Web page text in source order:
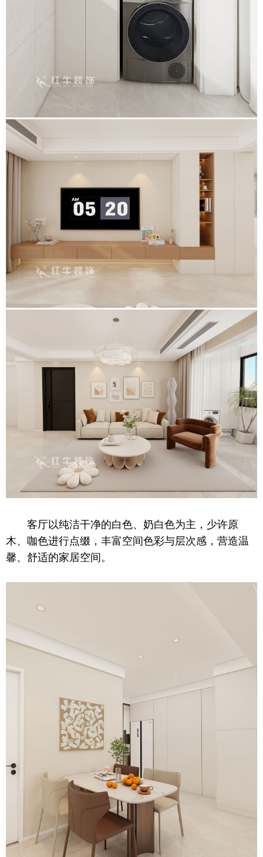
客厅以纯洁干净的白色、奶白色为主，少许原
木、咖色进行点缀，丰富空间色彩与层次感，营造温
馨、舒适的家居空间。